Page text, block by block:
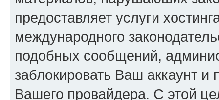
предоставляет услуги
международного
подобных сообщений,
заблокировать Ваш аккаунт и
Вашего провайдера. С этой